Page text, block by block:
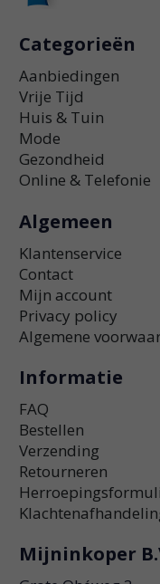
Categorieën
Aanbiedingen
Vrije Tijd
Huis & Tuin
Mode
Gezondheid
Online & Telefonie
Algemeen
Klantenservice
Contact
Mijn account
Privacy policy
Algemene
Informatie
FAQ
Bestellen
Verzending
Retourneren
Mijninkoper